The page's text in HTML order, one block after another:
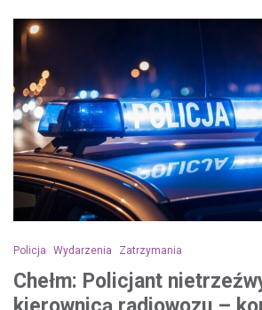
Policja Wydarzenia Zatrzymania
Chełm: Policjant